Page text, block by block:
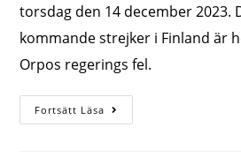
torsdag den 14 december 2023.
kommande strejker i Finland är
Orpos regerings fel.
Fortsätt Läsa